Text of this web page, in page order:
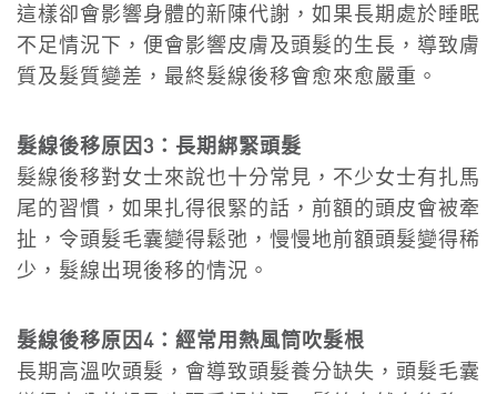
這樣卻會影響身體的新陳代謝，如果長期處於睡眠
不足情況下，便會影響皮膚及頭髮的生長，導致膚
質及髮質變差，最終髮線後移會愈來愈嚴重。
髮線後移原因3：長期綁緊頭髮
髮線後移對女士來說也十分常見，不少女士有扎馬
尾的習慣，如果扎得很緊的話，前額的頭皮會被牽
扯，令頭髮毛囊變得鬆弛，慢慢地前額頭髮變得稀
少，髮線出現後移的情況。
髮線後移原因4：經常用熱風筒吹髮根
長期高溫吹頭髮，會導致頭髮養分缺失，頭髮毛囊